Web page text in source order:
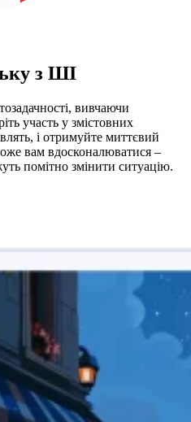
з ШІ
вивчаючи
участь у змістовних
і отримуйте миттєвий
вам вдосконалюватися –
помітно змінити ситуацію.